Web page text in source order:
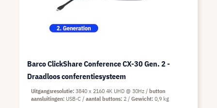
Barco ClickShare Conference CX-30 Gen. 2 -
Draadloos conferentiesysteem
Uitgangsresolutie 3840 x 2160 4K UHD @ 30Hz
button
aansluitingen USB-C aantal buttons 2 Gewicht 0,9 kg